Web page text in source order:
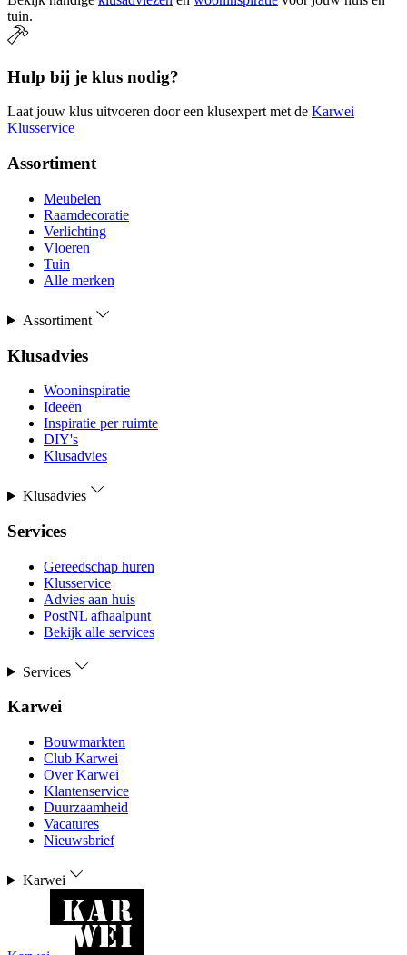
tuin.
Hulp bij je klus nodig?
Laat jouw klus uitvoeren door een klusexpert met de Karwei
Klusservice
Assortiment
Meubelen
Raamdecoratie
Verlichting
Vloeren
Tuin
Alle merken
Assortiment
Klusadvies
Wooninspiratie
Ideeën
Inspiratie per ruimte
DIY's
Klusadvies
Klusadvies
Services
Gereedschap huren
Klusservice
Advies aan huis
PostNL afhaalpunt
Bekijk alle services
Services
Karwei
Bouwmarkten
Club Karwei
Over Karwei
Klantenservice
Duurzaamheid
Vacatures
Nieuwsbrief
Karwei